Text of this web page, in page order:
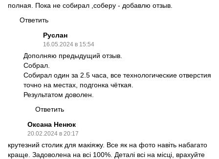
полная. Пока не собирал ,соберу - добавлю отзыв.
Ответить
Руслан
16.05.2024 в 15:54
Дополняю предыдущий отзыв.
Собрал.
Собирал один за 2.5 часа, все технологические отверстия
точно на местах, подгонка чёткая.
Результатом доволен.
Ответить
Оксана Ненюк
20.02.2024 в 20:17
крутезний столик для макіяжу. Все як на фото навіть набагато
краще. Задоволена на всі 100%. Деталі всі на місці, врахуйте